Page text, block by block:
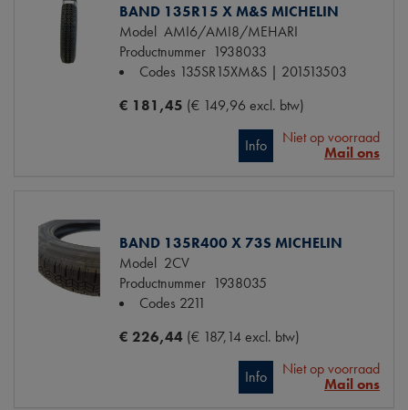
BAND 135R15 X M&S MICHELIN
Model AMI6/AMI8/MEHARI
Productnummer 1938033
Codes 135SR15XM&S | 201513503
€ 181,45 (€ 149,96 excl. btw)
Info
Niet op voorraad
Mail ons
BAND 135R400 X 73S MICHELIN
Model 2CV
Productnummer 1938035
Codes 2211
€ 226,44 (€ 187,14 excl. btw)
Info
Niet op voorraad
Mail ons